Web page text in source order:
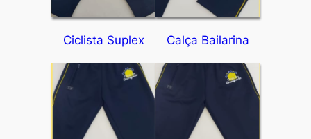
Ciclista Suplex Calça Bailarina